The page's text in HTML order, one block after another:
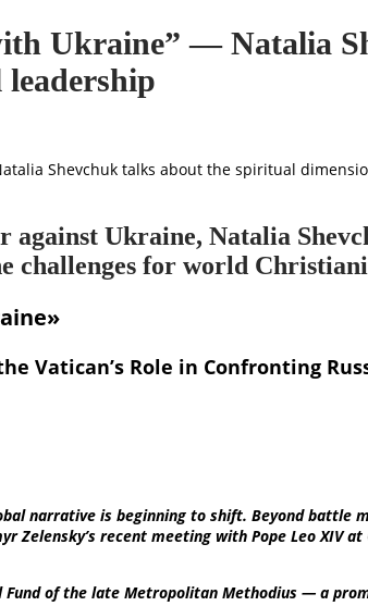
Ukraine” — Natalia
Shevchuk talks about the spiritual
against Ukraine, Natalia
challenges for world
Vatican’s Role in Confronting
narrative is beginning to shift. Beyond
Zelensky’s recent meeting with Pope Leo
of the late Metropolitan Methodius — a